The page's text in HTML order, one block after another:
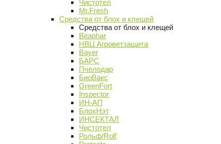
Чистотел
Mr.Fresh
Средства от блох и клещей
Средства от блох и клещей
Beaphar
НВЦ Агроветзащита
Bayer
БАРС
Пчелодар
БиоВакс
GreenFort
Inspector
ИН-АП
БлохНэт
ИНСЕКТАЛ
Чистотел
Рольф/Rolf